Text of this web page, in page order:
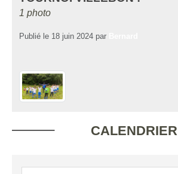
1 photo
Publié le 18 juin 2024 par
CALENDRIER